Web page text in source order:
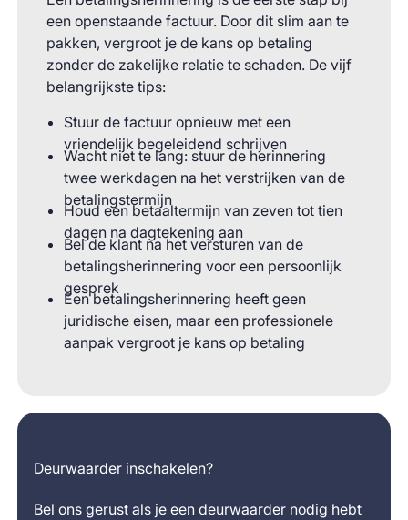
een openstaande factuur. Door dit slim aan te
pakken, vergroot je de kans op betaling
zonder de zakelijke relatie te schaden. De vijf
belangrijkste tips:
Stuur de factuur opnieuw met een
vriendelijk begeleidend schrijven
Wacht niet te lang: stuur de herinnering
twee werkdagen na het verstrijken van de
betalingstermijn
Houd een betaaltermijn van zeven tot tien
dagen na dagtekening aan
Bel de klant na het versturen van de
betalingsherinnering voor een persoonlijk
gesprek
Een betalingsherinnering heeft geen
juridische eisen, maar een professionele
aanpak vergroot je kans op betaling
Deurwaarder inschakelen?
Bel ons gerust als je een deurwaarder nodig hebt